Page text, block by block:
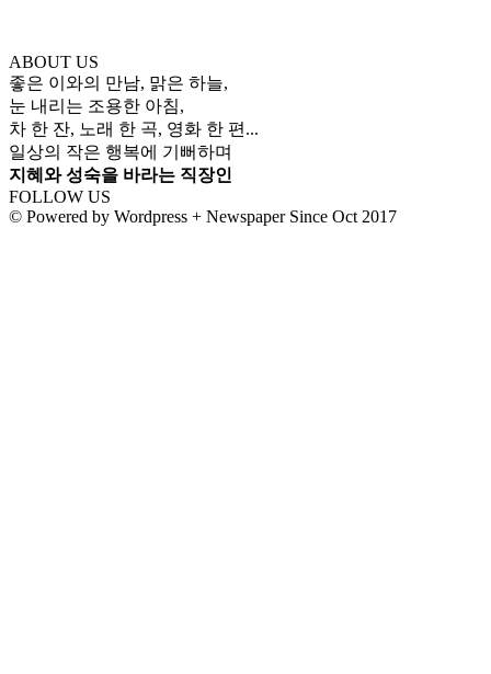
ABOUT US
좋은 이와의 만남, 맑은 하늘,
눈 내리는 조용한 아침,
차 한 잔, 노래 한 곡, 영화 한 편...
일상의 작은 행복에 기뻐하며
지혜와 성숙을 바라는 직장인
FOLLOW US
© Powered by Wordpress + Newspaper Since Oct 2017